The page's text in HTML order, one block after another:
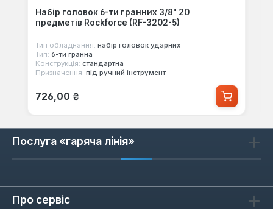
Набір головок 6-ти гранних 3/8" 20
предметів Rockforce (RF-3202-5)
Тип обладнання: набір головок ударних
Тип: 6-ти гранна
Конструкція: стандартна
Призначення: під ручний інструмент
Звичайна ціна:
726,00 ₴
Послуга «гаряча лінія»
Про сервіс